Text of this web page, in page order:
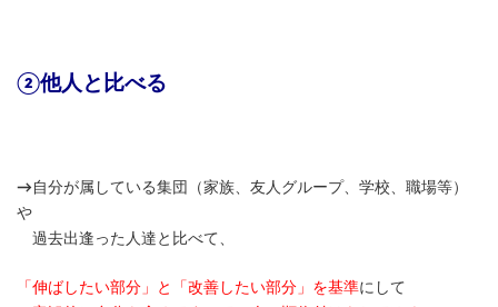
②他人と比べる
→ 自分が属している集団（家族、友人グループ、学校、職場等）
や
過去出逢った人達と比べて、
「伸ばしたい部分」と「改善したい部分」を基準にして